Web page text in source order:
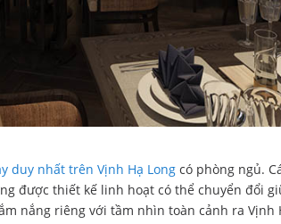
duy nhất trên Vịnh Hạ Long có phòng ngủ.
được thiết kế linh hoạt có thể chuyển đổi
nắng riêng với tầm nhìn toàn cảnh ra Vịnh